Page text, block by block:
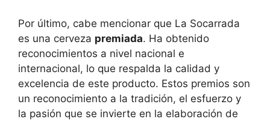
Por último, cabe mencionar que La Socarrada
es una cerveza premiada. Ha obtenido
reconocimientos a nivel nacional e
internacional, lo que respalda la calidad y
excelencia de este producto. Estos premios son
un reconocimiento a la tradición, el esfuerzo y
la pasión que se invierte en la elaboración de